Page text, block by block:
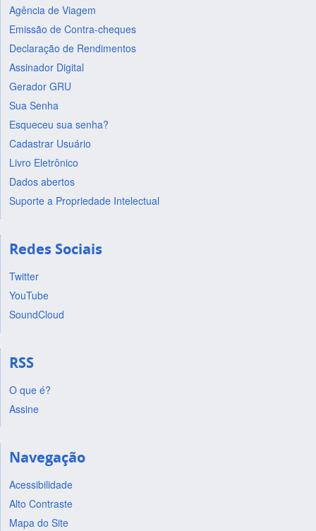
Agência de Viagem
Emissão de Contra-cheques
Declaração de Rendimentos
Assinador Digital
Gerador GRU
Sua Senha
Esqueceu sua senha?
Cadastrar Usuário
Livro Eletrônico
Dados abertos
Suporte a Propriedade Intelectual
Redes Sociais
Twitter
YouTube
SoundCloud
RSS
O que é?
Assine
Navegação
Acessibilidade
Alto Contraste
Mapa do Site